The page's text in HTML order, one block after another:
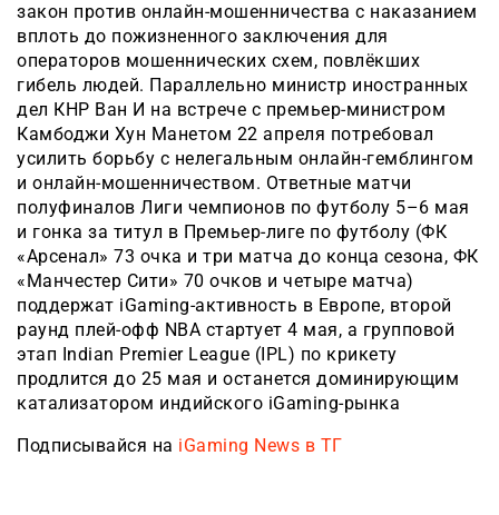
закон против онлайн-мошенничества с наказанием
вплоть до пожизненного заключения для
операторов мошеннических схем, повлёкших
гибель людей. Параллельно министр иностранных
дел КНР Ван И на встрече с премьер-министром
Камбоджи Хун Манетом 22 апреля потребовал
усилить борьбу с нелегальным онлайн-гемблингом
и онлайн-мошенничеством. Ответные матчи
полуфиналов Лиги чемпионов по футболу 5–6 мая
и гонка за титул в Премьер-лиге по футболу (ФК
«Арсенал» 73 очка и три матча до конца сезона, ФК
«Манчестер Сити» 70 очков и четыре матча)
поддержат iGaming-активность в Европе, второй
раунд плей-офф NBA стартует 4 мая, а групповой
этап Indian Premier League (IPL) по крикету
продлится до 25 мая и останется доминирующим
катализатором индийского iGaming-рынка
Подписывайся на iGaming News в ТГ